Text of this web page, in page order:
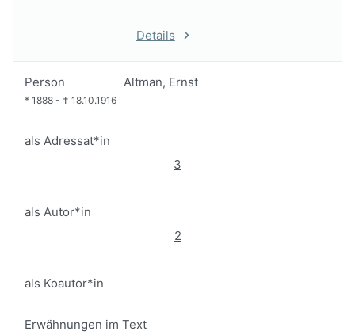
Details
Person Altman, Ernst
* 1888 - † 18.10.1916
als Adressat*in
3
als Autor*in
2
als Koautor*in
Erwähnungen im Text